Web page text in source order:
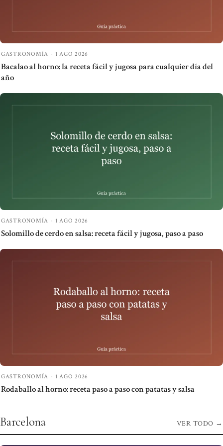
GASTRONOMÍA · 1 AGO 2026
Bacalao al horno: la receta fácil y jugosa para cualquier día del
año
GASTRONOMÍA · 1 AGO 2026
Solomillo de cerdo en salsa: receta fácil y jugosa, paso a paso
GASTRONOMÍA · 1 AGO 2026
Rodaballo al horno: receta paso a paso con patatas y salsa
Barcelona VER TODO →